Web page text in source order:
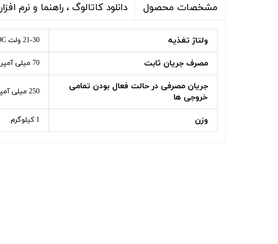
مشخصات محصول دانلود کاتالوگ ، راهنما و نرم افزار
ولتاژ تغذیه 21-30 ولت DC
مصرف جریان ثابت 70 میلی آمپر
جریان مصرفی در حالت فعال بودن تمامی
خروجی ها
250 میلی آمپر
وزن 1 کیلوگرم